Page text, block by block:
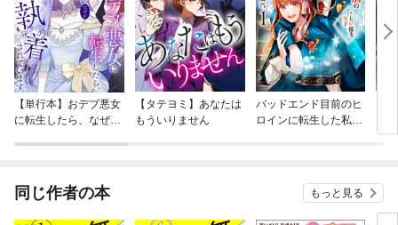
【単行本】おデブ悪女
に転生したら、なぜか
【タテヨミ】あなたは
もういりません
バッドエンド目前のヒ
ロインに転生した私、
同じ作者の本 もっと見る